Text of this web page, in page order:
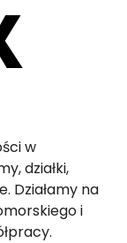
w
działki,
Działamy na
i